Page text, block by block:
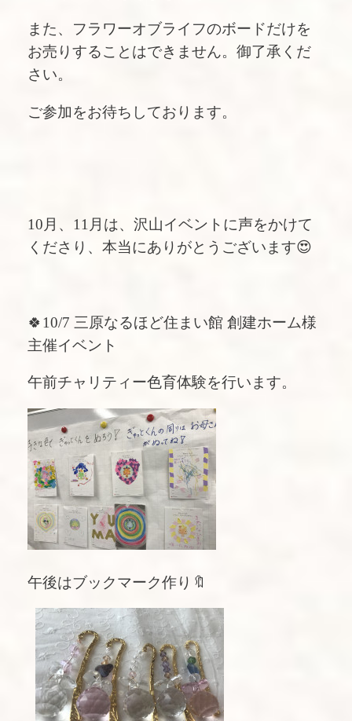
また、フラワーオブライフのボードだけを
お売りすることはできません。御了承くだ
さい。
ご参加をお待ちしております。
10月、11月は、沢山イベントに声をかけて
くださり、本当にありがとうございます😍
🍀10/7 三原なるほど住まい館 創建ホーム様
主催イベント
午前チャリティー色育体験を行います。
午後はブックマーク作り🔖